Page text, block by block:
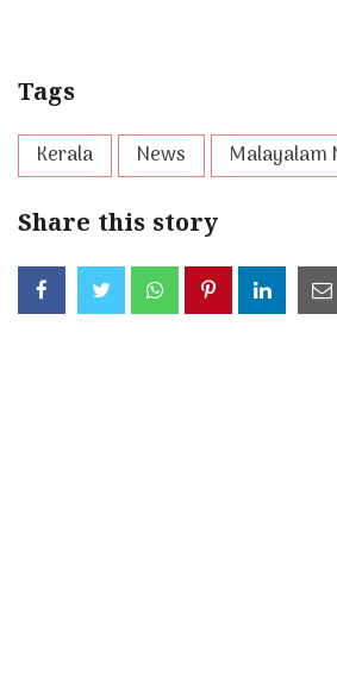
Tags
Kerala News Malayalam
Share this story